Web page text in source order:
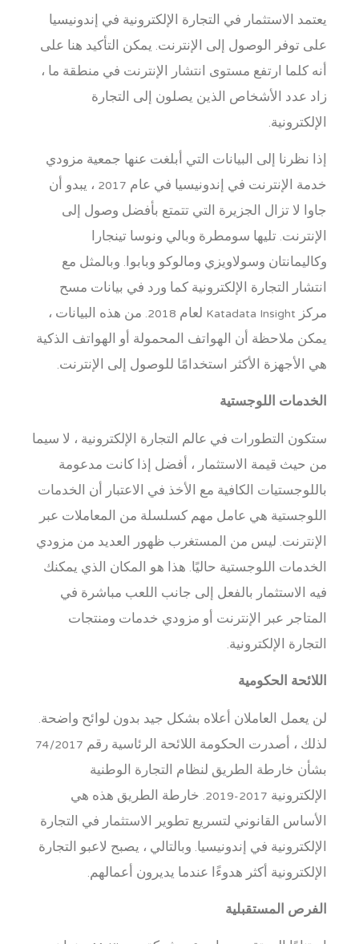
يعتمد الاستثمار في التجارة الإلكترونية في إندونيسيا
على توفر الوصول إلى الإنترنت. يمكن التأكيد هنا على
أنه كلما ارتفع مستوى انتشار الإنترنت في منطقة ما ،
زاد عدد الأشخاص الذين يصلون إلى التجارة
الإلكترونية.
إذا نظرنا إلى البيانات التي أبلغت عنها جمعية مزودي
خدمة الإنترنت في إندونيسيا في عام 2017 ، يبدو أن
جاوا لا تزال الجزيرة التي تتمتع بأفضل وصول إلى
الإنترنت. تليها سومطرة وبالي ونوسا تينجارا
وكاليمانتان وسولاويزي ومالوكو وبابوا. وبالمثل مع
انتشار التجارة الإلكترونية كما ورد في بيانات مسح
مركز Katadata Insight لعام 2018. من هذه البيانات ،
يمكن ملاحظة أن الهواتف المحمولة أو الهواتف الذكية
هي الأجهزة الأكثر استخدامًا للوصول إلى الإنترنت.
الخدمات اللوجستية
ستكون التطورات في عالم التجارة الإلكترونية ، لا سيما
من حيث قيمة الاستثمار ، أفضل إذا كانت مدعومة
باللوجستيات الكافية مع الأخذ في الاعتبار أن الخدمات
اللوجستية هي عامل مهم كسلسلة من المعاملات عبر
الإنترنت. ليس من المستغرب ظهور العديد من مزودي
الخدمات اللوجستية حاليًا. هذا هو المكان الذي يمكنك
فيه الاستثمار بالفعل إلى جانب اللعب مباشرة في
المتاجر عبر الإنترنت أو مزودي خدمات ومنتجات
التجارة الإلكترونية.
اللائحة الحكومية
لن يعمل العاملان أعلاه بشكل جيد بدون لوائح واضحة.
لذلك ، أصدرت الحكومة اللائحة الرئاسية رقم 74/2017
بشأن خارطة الطريق لنظام التجارة الوطنية
الإلكترونية 2017-2019. خارطة الطريق هذه هي
الأساس القانوني لتسريع تطوير الاستثمار في التجارة
الإلكترونية في إندونيسيا. وبالتالي ، يصبح لاعبو التجارة
الإلكترونية أكثر هدوءًا عندما يديرون أعمالهم.
الفرص المستقبلية